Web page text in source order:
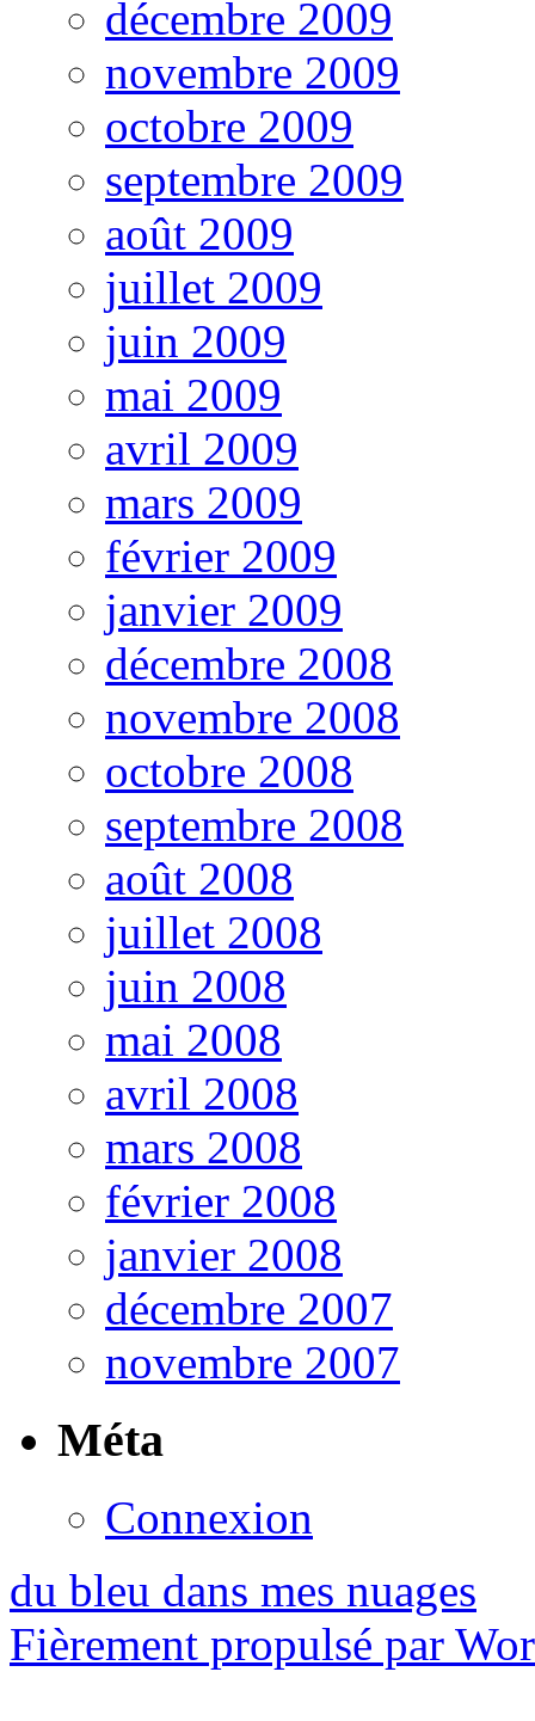
décembre 2009
novembre 2009
octobre 2009
septembre 2009
août 2009
juillet 2009
juin 2009
mai 2009
avril 2009
mars 2009
février 2009
janvier 2009
décembre 2008
novembre 2008
octobre 2008
septembre 2008
août 2008
juillet 2008
juin 2008
mai 2008
avril 2008
mars 2008
février 2008
janvier 2008
décembre 2007
novembre 2007
Méta
Connexion
du bleu dans mes nuages
Fièrement propulsé par